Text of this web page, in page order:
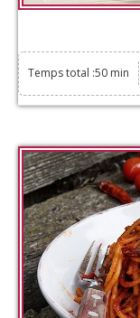
Temps total :50 min